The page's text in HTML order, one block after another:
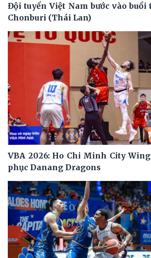
Đội tuyển Việt Nam bước vào buổi
Chonburi (Thái Lan)
VBA 2026: Ho Chi Minh City
phục Danang Dragons